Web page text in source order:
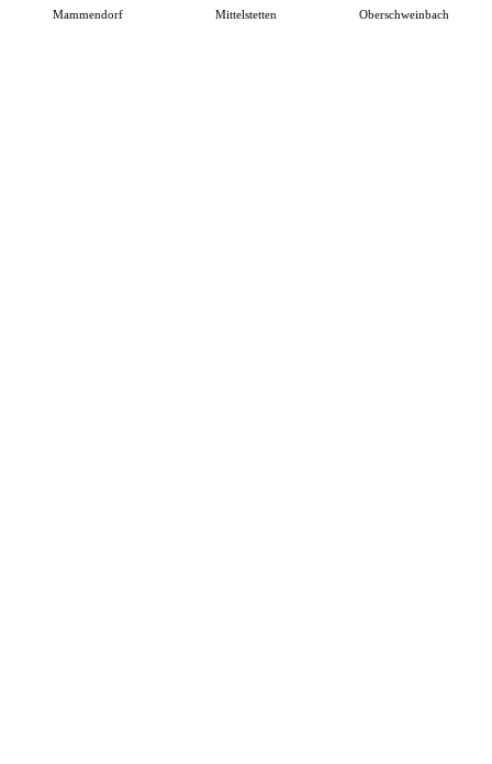
Mammendorf Mittelstetten Oberschweinbach